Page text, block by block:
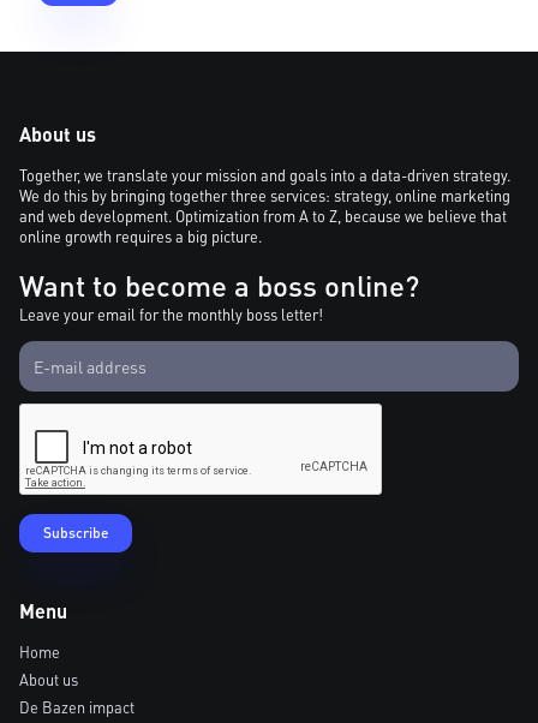
About us
Together, we translate your mission and goals into a data-driven strategy.
We do this by bringing together three services: strategy, online marketing
and web development. Optimization from A to Z, because we believe that
online growth requires a big picture.
Want to become a boss online?
Leave your email for the monthly boss letter!
Menu
Home
About us
De Bazen impact